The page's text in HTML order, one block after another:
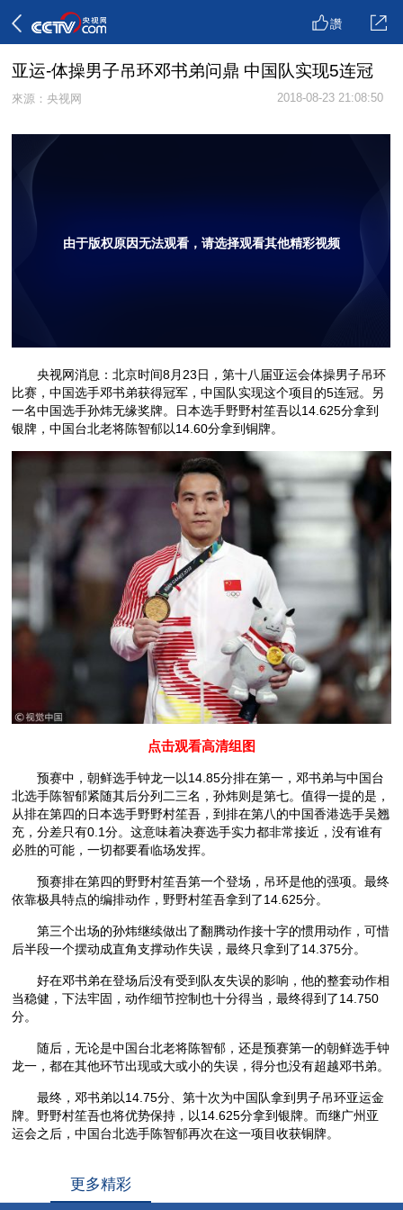
讚
亚运-体操男子吊环邓书弟问鼎 中国队实现5连冠
來源：央视网 2018-08-23 21:08:50
由于版权原因无法观看，请选择观看其他精彩视频
央视网消息：北京时间8月23日，第十八届亚运会体操男子吊环
比赛，中国选手邓书弟获得冠军，中国队实现这个项目的5连冠。另
一名中国选手孙炜无缘奖牌。日本选手野野村笙吾以14.625分拿到
银牌，中国台北老将陈智郁以14.60分拿到铜牌。
点击观看高清组图
预赛中，朝鲜选手钟龙一以14.85分排在第一，邓书弟与中国台
北选手陈智郁紧随其后分列二三名，孙炜则是第七。值得一提的是，
从排在第四的日本选手野野村笙吾，到排在第八的中国香港选手吴翘
充，分差只有0.1分。这意味着决赛选手实力都非常接近，没有谁有
必胜的可能，一切都要看临场发挥。
预赛排在第四的野野村笙吾第一个登场，吊环是他的强项。最终
依靠极具特点的编排动作，野野村笙吾拿到了14.625分。
第三个出场的孙炜继续做出了翻腾动作接十字的惯用动作，可惜
后半段一个摆动成直角支撑动作失误，最终只拿到了14.375分。
好在邓书弟在登场后没有受到队友失误的影响，他的整套动作相
当稳健，下法牢固，动作细节控制也十分得当，最终得到了14.750
分。
随后，无论是中国台北老将陈智郁，还是预赛第一的朝鲜选手钟
龙一，都在其他环节出现或大或小的失误，得分也没有超越邓书弟。
最终，邓书弟以14.75分、第十次为中国队拿到男子吊环亚运金
牌。野野村笙吾也将优势保持，以14.625分拿到银牌。而继广州亚
运会之后，中国台北选手陈智郁再次在这一项目收获铜牌。
更多精彩